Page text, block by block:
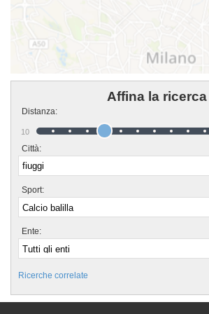
Affina la ricerca
Distanza:
10
Città:
Sport:
Ente:
Ricerche correlate